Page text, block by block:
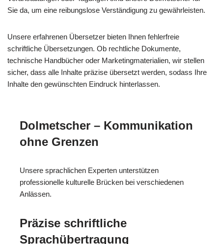
Sie da, um eine reibungslose Verständigung zu gewährleisten.
Unsere erfahrenen Übersetzer bieten Ihnen fehlerfreie
schriftliche Übersetzungen. Ob rechtliche Dokumente,
technische Handbücher oder Marketingmaterialien, wir stellen
sicher, dass alle Inhalte präzise übersetzt werden, sodass Ihre
Inhalte den gewünschten Eindruck hinterlassen.
Dolmetscher – Kommunikation
ohne Grenzen
Unsere sprachlichen Experten unterstützen
professionelle kulturelle Brücken bei verschiedenen
Anlässen.
Präzise schriftliche
Sprachübertragung